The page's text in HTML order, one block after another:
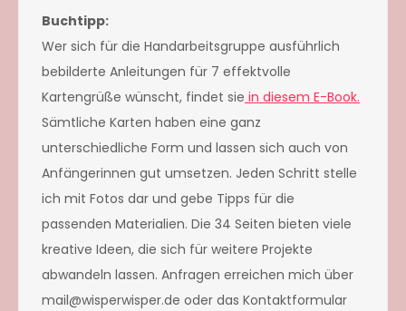
Buchtipp:
Wer sich für die Handarbeitsgruppe ausführlich
bebilderte Anleitungen für 7 effektvolle
Kartengrüße wünscht, findet sie in diesem E-Book.
Sämtliche Karten haben eine ganz
unterschiedliche Form und lassen sich auch von
Anfängerinnen gut umsetzen. Jeden Schritt stelle
ich mit Fotos dar und gebe Tipps für die
passenden Materialien. Die 34 Seiten bieten viele
kreative Ideen, die sich für weitere Projekte
abwandeln lassen. Anfragen erreichen mich über
mail@wisperwisper.de oder das Kontaktformular